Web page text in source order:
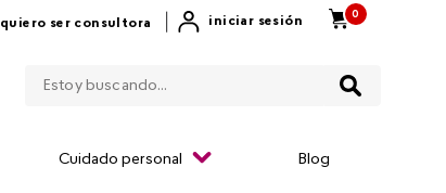
quiero ser consultora iniciar sesión
0
Cuidado personal Blog